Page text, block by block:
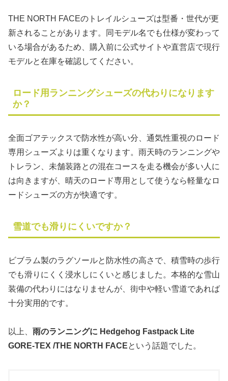
THE NORTH FACEのトレイルシューズは型番・世代が更
新されることがあります。同モデル名でも仕様が変わって
いる場合があるため、購入前に公式サイトや直営店で現行
モデルと在庫を確認してください。
ロード用ランニングシューズの代わりになります
か？
全面ゴアテックスで防水性が高い分、通気性重視のロード
専用シューズよりは重くなります。雨天時のランニングや
トレラン、未舗装路との混在コースを走る機会が多い人に
は向きますが、晴天のロード専用として使うなら軽量なロ
ードシューズの方が快適です。
雪道でも滑りにくいですか？
ビブラム製のラグソールと防水性の高さで、積雪時の歩行
でも滑りにくく浸水しにくいと感じました。本格的な雪山
装備の代わりにはなりませんが、街中や軽い雪道であれば
十分実用的です。
以上、 雨のランニングに Hedgehog Fastpack Lite
GORE-TEX /THE NORTH FACEという話題でした。